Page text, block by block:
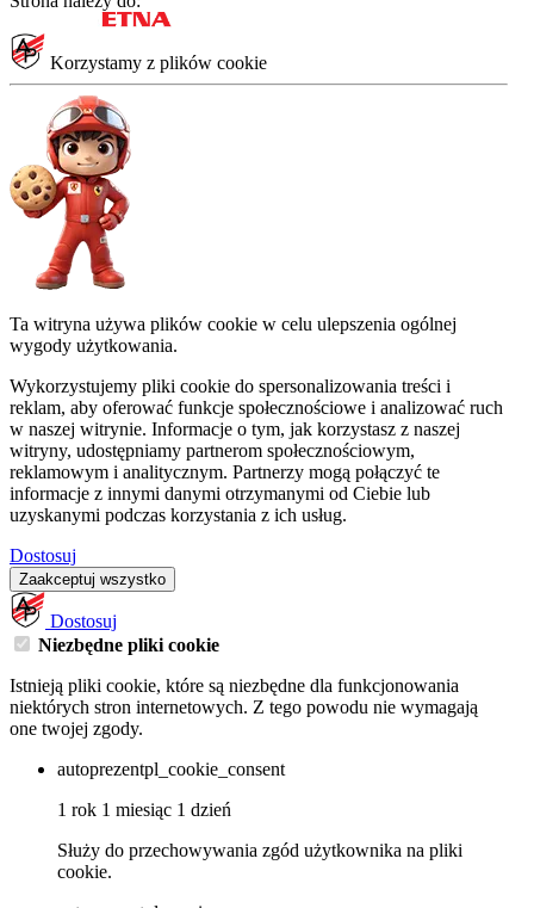
Korzystamy z plików cookie
Ta witryna używa plików cookie w celu ulepszenia ogólnej
wygody użytkowania.
Wykorzystujemy pliki cookie do spersonalizowania treści i
reklam, aby oferować funkcje społecznościowe i analizować ruch
w naszej witrynie. Informacje o tym, jak korzystasz z naszej
witryny, udostępniamy partnerom społecznościowym,
reklamowym i analitycznym. Partnerzy mogą połączyć te
informacje z innymi danymi otrzymanymi od Ciebie lub
uzyskanymi podczas korzystania z ich usług.
Dostosuj
Zaakceptuj wszystko
Dostosuj
Niezbędne pliki cookie
Istnieją pliki cookie, które są niezbędne dla funkcjonowania
niektórych stron internetowych. Z tego powodu nie wymagają
one twojej zgody.
autoprezentpl_cookie_consent
1 rok 1 miesiąc 1 dzień
Służy do przechowywania zgód użytkownika na pliki
cookie.